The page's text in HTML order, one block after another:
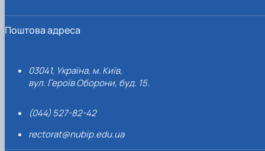
Поштова адреса
03041, Україна, м. Київ,
вул. Героїв Оборони, буд. 15.
(044) 527-82-42
rectorat@nubip.edu.ua